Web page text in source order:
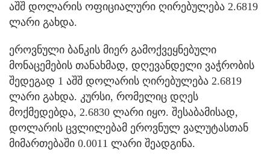
აშშ დოლარის ოფიციალური ღირებულება 2.6819
ლარი გახდა.
ეროვნული ბანკის მიერ გამოქვეყნებული
მონაცემების თანახმად, დღევანდელი ვაჭრობის
შედეგად 1 აშშ დოლარის ღირებულება 2.6819
ლარი გახდა. კურსი, რომელიც დღეს
მოქმედებდა, 2.6830 ლარი იყო. შესაბამისად,
დოლარის ცვლილებამ ეროვნულ ვალუტასთან
მიმართებაში 0.0011 ლარი შეადგინა.